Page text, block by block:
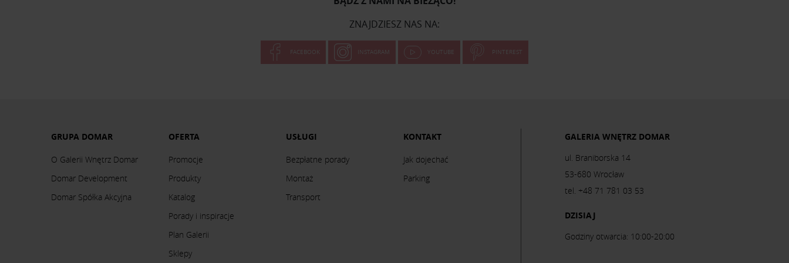
ZNAJDZIESZ NAS NA:
FACEBOOK INSTAGRAM YOUTUBE PINTEREST
GRUPA DOMAR
O Galerii Wnętrz Domar
Domar Development
Domar Spółka Akcyjna
OFERTA
Promocje
Produkty
Katalog
Porady i inspiracje
Plan Galerii
Sklepy
USŁUGI
Bezpłatne porady
Montaż
Transport
KONTAKT
Jak dojechać
Parking
GALERIA WNĘTRZ DOMAR
ul. Braniborska 14
53-680 Wrocław
tel. +48 71 781 03 53
DZISIAJ
Godziny otwarcia: 10:00-20:00